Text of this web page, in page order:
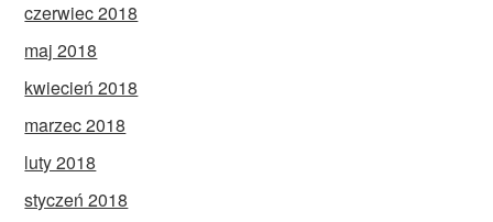
czerwiec 2018
maj 2018
kwiecień 2018
marzec 2018
luty 2018
styczeń 2018